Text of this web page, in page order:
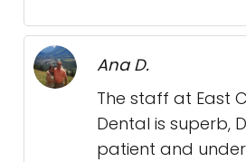
Ana D.
The staff at East
Dental is superb,
patient and